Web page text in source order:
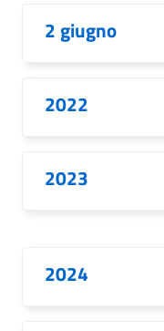
2 giugno
2022
2023
2024